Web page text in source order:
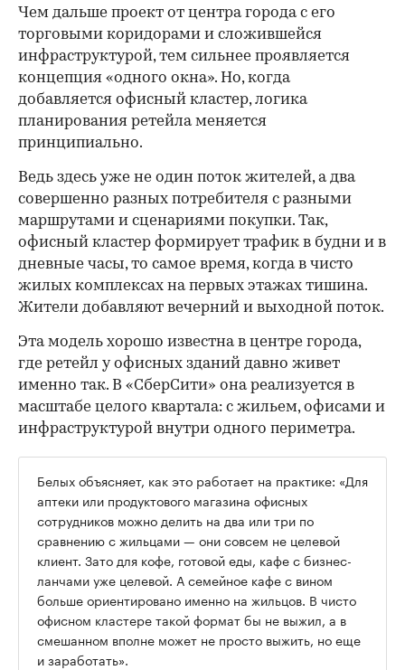
Чем дальше проект от центра города с его
торговыми коридорами и сложившейся
инфраструктурой, тем сильнее проявляется
концепция «одного окна». Но, когда
добавляется офисный кластер, логика
планирования ретейла меняется
принципиально.
Ведь здесь уже не один поток жителей, а два
совершенно разных потребителя с разными
маршрутами и сценариями покупки. Так,
офисный кластер формирует трафик в будни и в
дневные часы, то самое время, когда в чисто
жилых комплексах на первых этажах тишина.
Жители добавляют вечерний и выходной поток.
Эта модель хорошо известна в центре города,
где ретейл у офисных зданий давно живет
именно так. В «СберСити» она реализуется в
масштабе целого квартала: с жильем, офисами и
инфраструктурой внутри одного периметра.
Белых объясняет, как это работает на практике: «Для
аптеки или продуктового магазина офисных
сотрудников можно делить на два или три по
сравнению с жильцами — они совсем не целевой
клиент. Зато для кофе, готовой еды, кафе с бизнес-
ланчами уже целевой. А семейное кафе с вином
больше ориентировано именно на жильцов. В чисто
офисном кластере такой формат бы не выжил, а в
смешанном вполне может не просто выжить, но еще
и заработать».